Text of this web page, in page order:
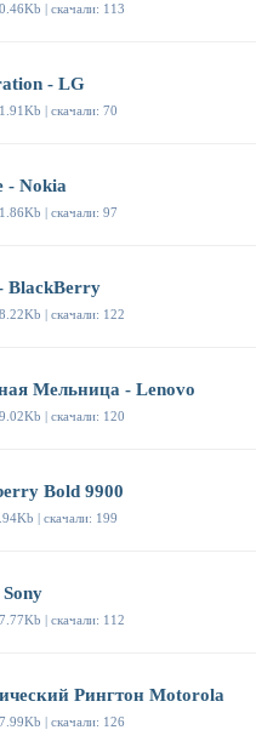
| скачали: 113
- LG
| скачали: 70
- Nokia
| скачали: 97
BlackBerry
| скачали: 122
Мельница - Lenovo
| скачали: 120
Bold 9900
| скачали: 199
| скачали: 112
Рингтон Motorola
| скачали: 126